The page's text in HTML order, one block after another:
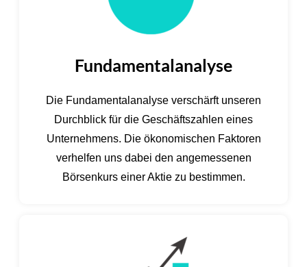
Fundamentalanalyse
Die Fundamentalanalyse verschärft unseren
Durchblick für die Geschäftszahlen eines
Unternehmens. Die ökonomischen Faktoren
verhelfen uns dabei den angemessenen
Börsenkurs einer Aktie zu bestimmen.